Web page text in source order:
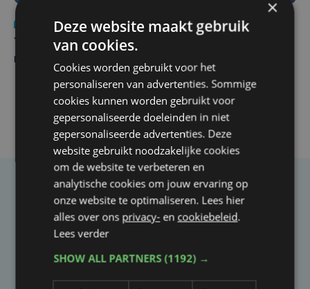
Nieuws
do 6 augustus | 21:30
Yaro (19), slachtoffer van vechtpartij, is na
maandenlange coma overleden
Taalfout opgemerkt?
Heb je een taal- of schrijffout opgemerkt in dit
Laat het ons weten
×
Deze website maakt gebruik
van cookies.
Cookies worden gebruikt voor het
personaliseren van advertenties. Sommige
cookies kunnen worden gebruikt voor
gepersonaliseerde doeleinden in niet
gepersonaliseerde advertenties. Deze
website gebruikt noodzakelijke cookies
om de website te verbeteren en
analytische cookies om jouw ervaring op
onze website te optimaliseren. Lees hier
alles over ons privacy- en cookiebeleid.
Lees verder
SHOW ALL PARTNERS(1192) →